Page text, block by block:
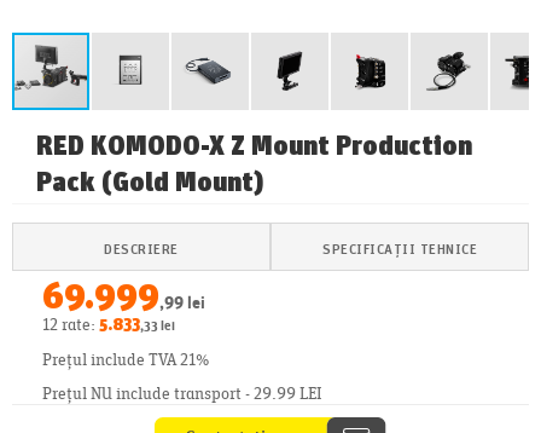
RED KOMODO-X Z Mount Production
Pack (Gold Mount)
DESCRIERE SPECIFICAȚII TEHNICE
69.999,99 lei
12 rate: 5.833,33 lei
Prețul include TVA 21%
Prețul NU include transport - 29.99 LEI